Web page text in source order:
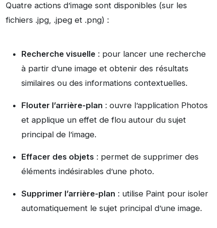
Quatre actions d’image sont disponibles (sur les
fichiers .jpg, .jpeg et .png) :
Recherche visuelle : pour lancer une recherche
à partir d’une image et obtenir des résultats
similaires ou des informations contextuelles.
Flouter l’arrière-plan : ouvre l’application Photos
et applique un effet de flou autour du sujet
principal de l’image.
Effacer des objets : permet de supprimer des
éléments indésirables d’une photo.
Supprimer l’arrière-plan : utilise Paint pour isoler
automatiquement le sujet principal d’une image.